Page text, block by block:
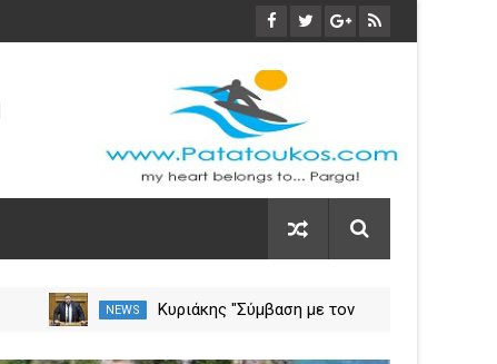
NEWS
Κυριάκης "Σύμβαση με τον